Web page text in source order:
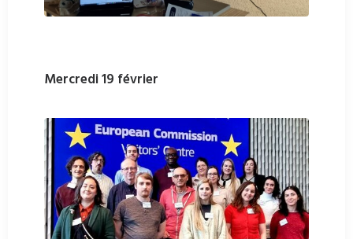
Mercredi 19 février